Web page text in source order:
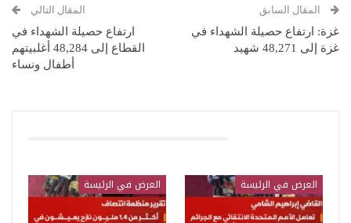
المقال السابق
غزة: ارتفاع حصيلة الشهداء في
غزة إلى 48,271 شهيد
المقال التالي
ارتفاع حصيلة الشهداء في
القطاع إلى 48,284 أغلبيتهم
أطفال ونساء
العرض في الرئيسة العرض في الرئيسة